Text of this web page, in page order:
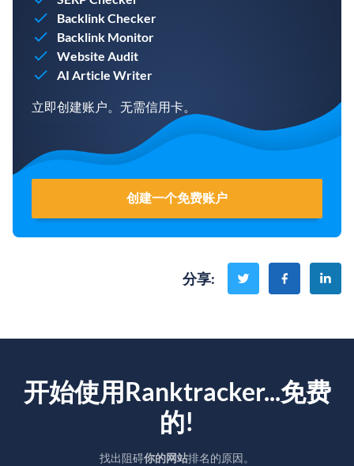
Backlink Checker
Backlink Monitor
Website Audit
AI Article Writer
立即创建账户。无需信用卡。
创建一个免费账户
分享:
开始使用Ranktracker...免费
的!
找出阻碍你的网站排名的原因。